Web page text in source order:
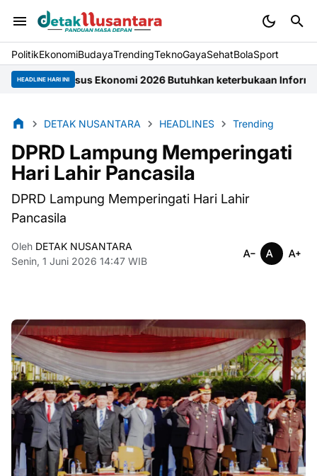
PolitikEkonomiBudayaTrendingTeknoGayaSehatBolaSport
HEADLINE HARI INI
Ekonomi 2026 Butuhkan keterbukaan Informasi Masyarakat
DETAK NUSANTARA HEADLINES Trending
DPRD Lampung Memperingati
Hari Lahir Pancasila
DPRD Lampung Memperingati Hari Lahir
Pancasila
Oleh DETAK NUSANTARA
Senin, 1 Juni 2026 14:47 WIB